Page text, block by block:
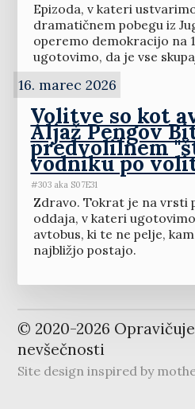
Epizoda, v kateri
dramatičnem pobegu iz
operemo demokracijo na
ugotovimo, da je vse
16. marec 2026
Volitve so kot
Aljaž Pengov
predvolilnem
vodniku po
#303 aka S07E31
Zdravo. Tokrat je na vrsti
oddaja, v kateri
avtobus, ki te ne pelje,
najbližjo postajo.
© 2020-2026
nevšečnosti
Site design inspired by